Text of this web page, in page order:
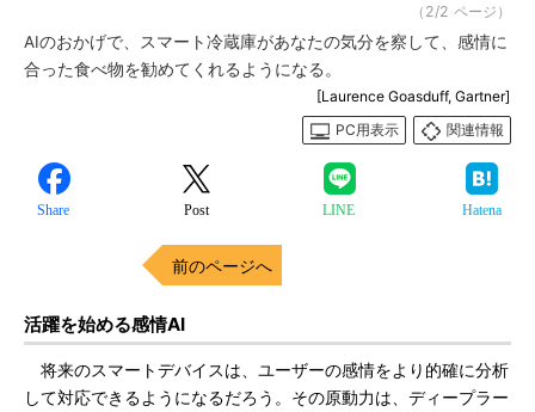
（2/2 ページ）
AIのおかげで、スマート冷蔵庫があなたの気分を察して、感情に
合った食べ物を勧めてくれるようになる。
[Laurence Goasduff, Gartner]
PC用表示
関連情報
Share Post LINE Hatena
前のページへ
活躍を始める感情AI
将来のスマートデバイスは、ユーザーの感情をより的確に分析
して対応できるようになるだろう。その原動力は、ディープラー